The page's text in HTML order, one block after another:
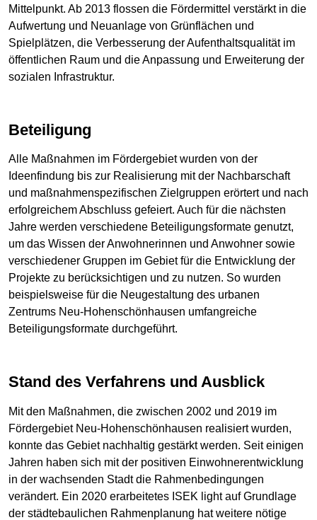
Mittelpunkt. Ab 2013 flossen die Fördermittel verstärkt in die
Aufwertung und Neuanlage von Grünflächen und
Spielplätzen, die Verbesserung der Aufenthaltsqualität im
öffentlichen Raum und die Anpassung und Erweiterung der
sozialen Infrastruktur.
Beteiligung
Alle Maßnahmen im Fördergebiet wurden von der
Ideenfindung bis zur Realisierung mit der Nachbarschaft
und maßnahmenspezifischen Zielgruppen erörtert und nach
erfolgreichem Abschluss gefeiert. Auch für die nächsten
Jahre werden verschiedene Beteiligungsformate genutzt,
um das Wissen der Anwohnerinnen und Anwohner sowie
verschiedener Gruppen im Gebiet für die Entwicklung der
Projekte zu berücksichtigen und zu nutzen. So wurden
beispielsweise für die Neugestaltung des urbanen
Zentrums Neu-Hohenschönhausen umfangreiche
Beteiligungsformate durchgeführt.
Stand des Verfahrens und Ausblick
Mit den Maßnahmen, die zwischen 2002 und 2019 im
Fördergebiet Neu-Hohenschönhausen realisiert wurden,
konnte das Gebiet nachhaltig gestärkt werden. Seit einigen
Jahren haben sich mit der positiven Einwohnerentwicklung
in der wachsenden Stadt die Rahmenbedingungen
verändert. Ein 2020 erarbeitetes ISEK light auf Grundlage
der städtebaulichen Rahmenplanung hat weitere nötige